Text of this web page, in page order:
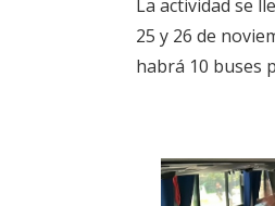
La actividad se
25 y 26 de
habrá 10 buses